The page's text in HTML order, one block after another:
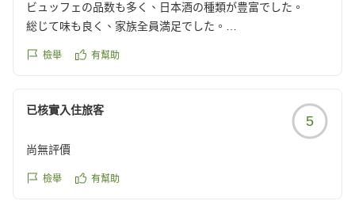
利用下さい。
館内設備ですが 古めなこともあり一括空調でした。
暑く感じました。
ました。
夜食のクリーミーカレーうどんもあったのですが バイキング
結構早めにお休みになる方が多いのか 館内が騒がしいという
ことはなくゆっくり出来ました。
ビュッフェの品数も多く、日本酒の種類が豊富でした。
総じて味も良く、家族全員満足でした。
https://review.travel.rakuten.co.jp/hotel/voice/74518?
檢舉 有幫助
已核實入住旅客
5
尚無評價
檢舉 有幫助